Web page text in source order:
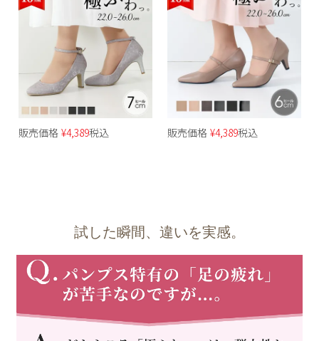
販売価格 ¥4,389税込 販売価格 ¥4,389税込
試した瞬間、違いを実感。